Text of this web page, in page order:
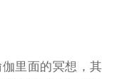
里面的冥想，其